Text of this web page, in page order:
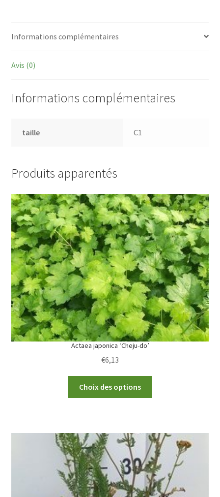
Informations complémentaires
Avis (0)
Informations complémentaires
taille C1
Produits apparentés
Actaea japonica ‘Cheju-do’
€6,13
Choix des options
The
options
may
be
chosen